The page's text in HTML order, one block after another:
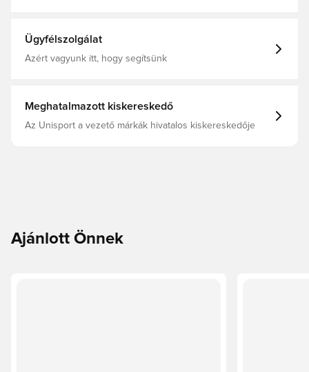
Ügyfélszolgálat
Azért vagyunk itt, hogy segítsünk
Meghatalmazott kiskereskedő
Az Unisport a vezető márkák hivatalos kiskereskedője
Ajánlott Önnek